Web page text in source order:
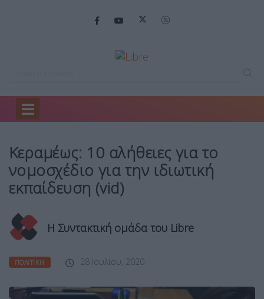
Home
Κεραμέως: 10 αλήθειες για το
νομοσχέδιο για την ιδιωτική
εκπαίδευση (vid)
Η Συντακτική ομάδα του Libre
ΠΟΛΙΤΙΚΉ 28 Ιουλίου, 2020